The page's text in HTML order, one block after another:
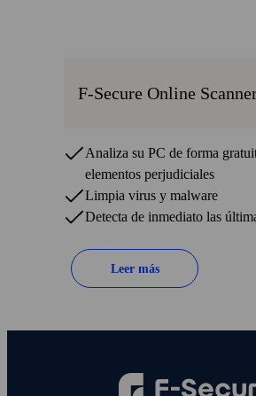
F‑Secure Online
Analiza su PC de forma
elementos perjudiciales
Limpia virus y malware
Detecta de inmediato las
Leer más